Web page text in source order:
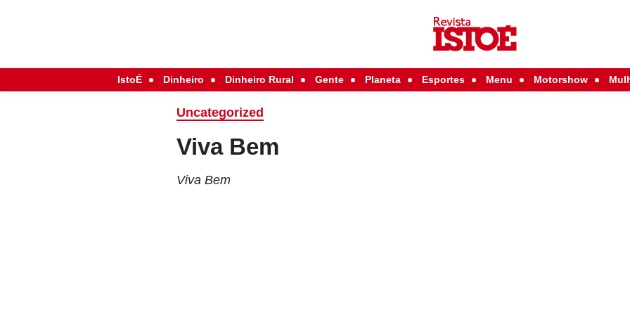
IstoÉ Dinheiro Dinheiro Rural Gente Planeta Esportes Menu Motorshow
Uncategorized
Viva Bem
Viva Bem